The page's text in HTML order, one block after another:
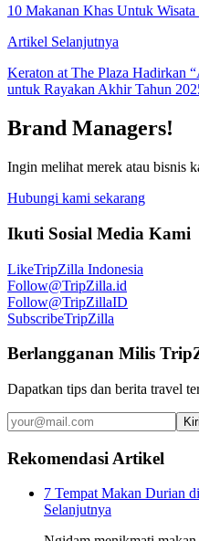
10 Makanan Khas Untuk
Artikel Selanjutnya
Keraton at The Plaza Hadirkan
untuk Rayakan Akhir Tahun
Brand Managers!
Ingin melihat merek atau bisnis
Hubungi kami sekarang
Ikuti Sosial Media Kami
LikeTripZilla Indonesia
Follow@TripZilla.id
Follow@TripZillaID
SubscribeTripZilla
Berlangganan Milis
Dapatkan tips dan berita travel
Rekomendasi Artikel
7 Tempat Makan Durian
Selanjutnya